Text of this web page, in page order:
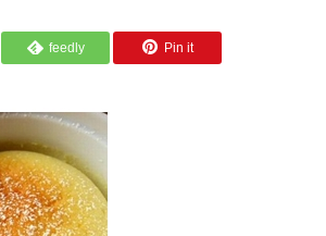
feedly Pin it